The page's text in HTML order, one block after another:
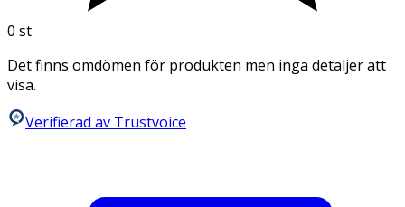
0 st
Det finns omdömen för produkten men inga detaljer att
visa.
Verifierad av Trustvoice